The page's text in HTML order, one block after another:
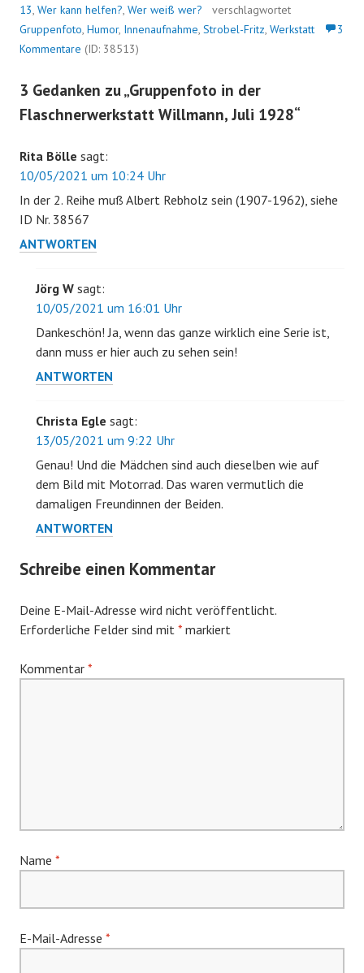
13, Wer kann helfen?, Wer weiß wer?
verschlagwortet
Gruppenfoto, Humor, Innenaufnahme, Strobel-Fritz, Werkstatt
3
Kommentare (ID: 38513)
3 Gedanken zu „Gruppenfoto in der
Flaschnerwerkstatt Willmann, Juli 1928“
Rita Bölle sagt:
10/05/2021 um 10:24 Uhr
In der 2. Reihe muß Albert Rebholz sein (1907-1962), siehe
ID Nr. 38567
ANTWORTEN
Jörg W sagt:
10/05/2021 um 16:01 Uhr
Dankeschön! Ja, wenn das ganze wirklich eine Serie ist,
dann muss er hier auch zu sehen sein!
ANTWORTEN
Christa Egle sagt:
13/05/2021 um 9:22 Uhr
Genau! Und die Mädchen sind auch dieselben wie auf
dem Bild mit Motorrad. Das waren vermutlich die
damaligen Freundinnen der Beiden.
ANTWORTEN
Schreibe einen Kommentar
Deine E-Mail-Adresse wird nicht veröffentlicht.
Erforderliche Felder sind mit * markiert
Kommentar *
Name *
E-Mail-Adresse *